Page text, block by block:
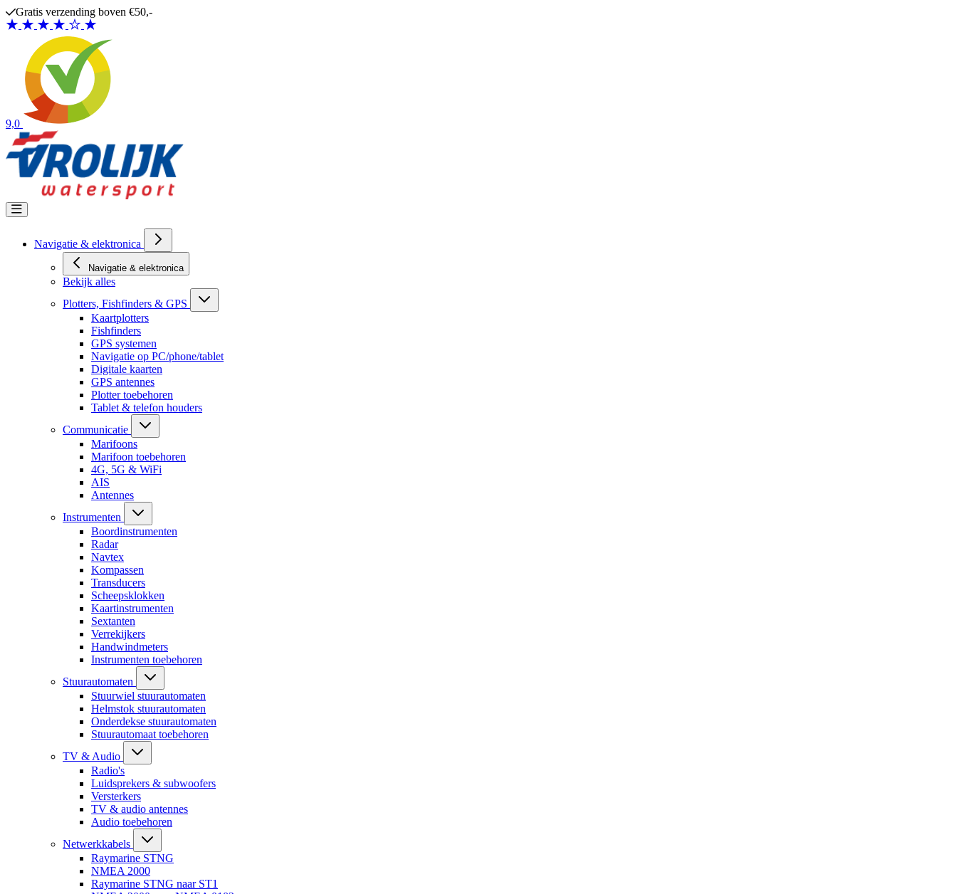
Ga naar de inhoud
Gratis verzending boven €50,-
9,0
Navigatie & elektronica
Navigatie & elektronica
Bekijk alles
Plotters, Fishfinders & GPS
Kaartplotters
Fishfinders
GPS systemen
Navigatie op PC/phone/tablet
Digitale kaarten
GPS antennes
Plotter toebehoren
Tablet & telefon houders
Communicatie
Marifoons
Marifoon toebehoren
4G, 5G & WiFi
AIS
Antennes
Instrumenten
Boordinstrumenten
Radar
Navtex
Kompassen
Transducers
Scheepsklokken
Kaartinstrumenten
Sextanten
Verrekijkers
Handwindmeters
Instrumenten toebehoren
Stuurautomaten
Stuurwiel stuurautomaten
Helmstok stuurautomaten
Onderdekse stuurautomaten
Stuurautomaat toebehoren
TV & Audio
Radio's
Luidsprekers & subwoofers
Versterkers
TV & audio antennes
Audio toebehoren
Netwerkkabels
Raymarine STNG
NMEA 2000
Raymarine STNG naar ST1